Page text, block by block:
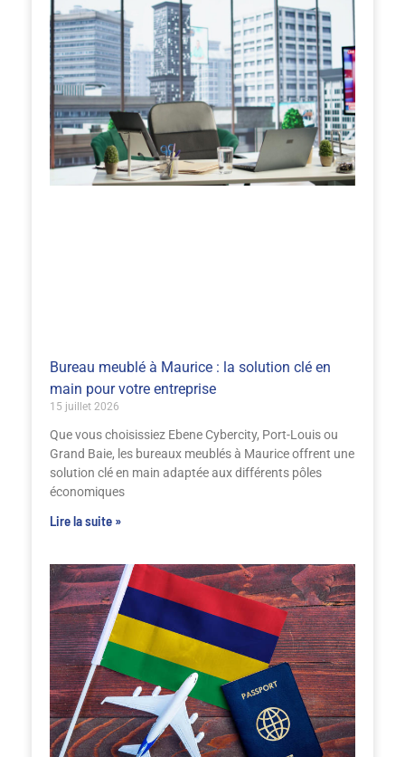
Bureau meublé à Maurice : la solution clé en
main pour votre entreprise
15 juillet 2026
Que vous choisissiez Ebene Cybercity, Port-Louis ou
Grand Baie, les bureaux meublés à Maurice offrent une
solution clé en main adaptée aux différents pôles
économiques
Lire la suite »